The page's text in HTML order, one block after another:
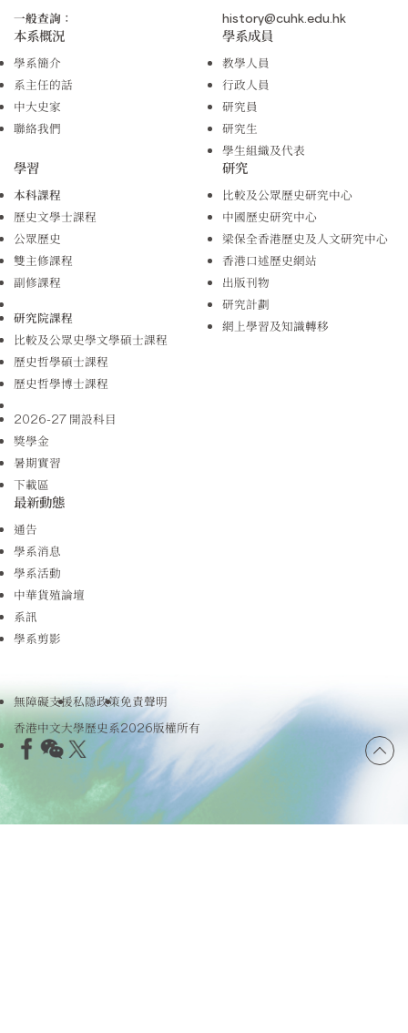
一般查詢：
history@cuhk.edu.hk
本系概況
學系簡介
系主任的話
中大史家
聯絡我們
學系成員
教學人員
行政人員
研究員
研究生
學生組織及代表
學習
本科課程
歷史文學士課程
公眾歷史
雙主修課程
副修課程
研究院課程
比較及公眾史學文學碩士課程
歷史哲學碩士課程
歷史哲學博士課程
2026-27 開設科目
獎學金
暑期實習
下載區
研究
比較及公眾歷史研究中心
中國歷史研究中心
梁保全香港歷史及人文研究中心
香港口述歷史網站
出版刊物
研究計劃
網上學習及知識轉移
最新動態
通告
學系消息
學系活動
中華貨殖論壇
系訊
學系剪影
無障礙支援私隱政策免責聲明
香港中文大學歷史系2026版權所有